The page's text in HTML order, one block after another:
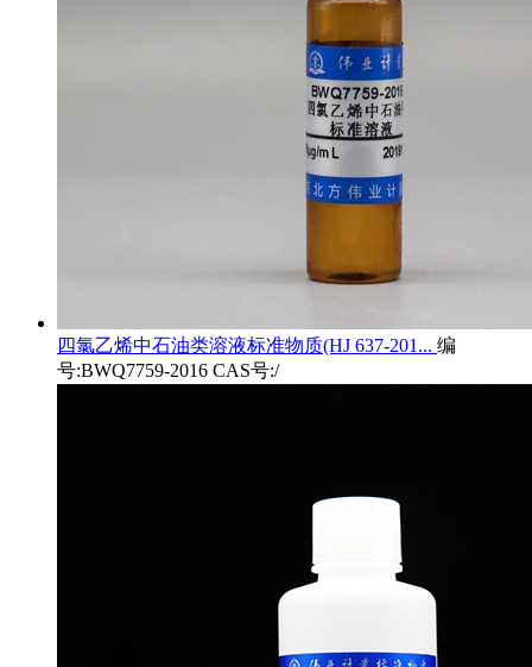
四氯乙烯中石油类溶液标准物质(HJ 637-201... 编
号:BWQ7759-2016 CAS号:/